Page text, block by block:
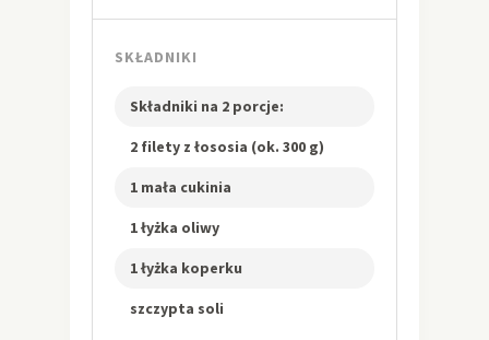
SKŁADNIKI
Składniki na 2 porcje:
2 filety z łososia (ok. 300 g)
1 mała cukinia
1 łyżka oliwy
1 łyżka koperku
szczypta soli